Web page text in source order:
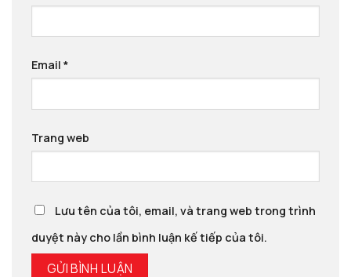
Email *
Trang web
Lưu tên của tôi, email, và trang web trong trình
duyệt này cho lần bình luận kế tiếp của tôi.